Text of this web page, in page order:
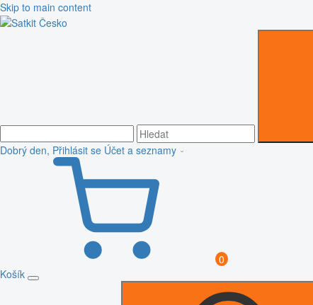
Skip to main content
Dobrý den, Přihlásit se Účet a seznamy
0
Košík